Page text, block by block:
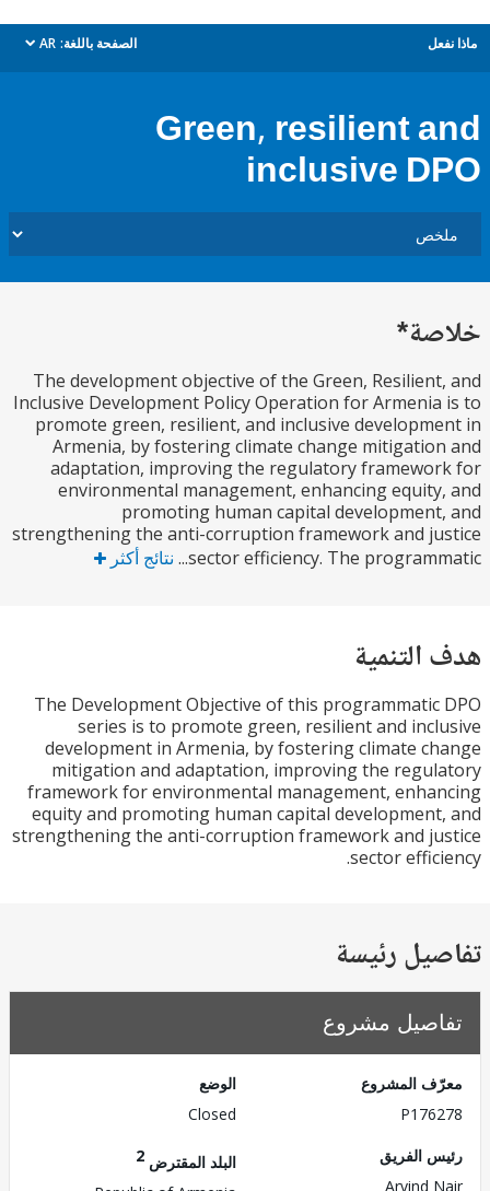
الصفحة باللغة: AR
dropdown
Green, resilient
inclusive
The development objective of the Green,
Inclusive Development Policy Operation for
promote green, resilient, and inclusive
Armenia, by fostering climate change
adaptation, improving the regulatory
environmental management, enhancing
promoting human capital
strengthening the anti-corruption framework and
sector efficiency. The
نتائج أكثر
The Development Objective of this
series is to promote green, resilient and
development in Armenia, by fostering climate
mitigation and adaptation, improving the
framework for environmental management,
equity and promoting human capital
strengthening the anti-corruption framework and
sector
رئيسة
مشروع
المشروع
الفريق
Arvind
البلد المقترض